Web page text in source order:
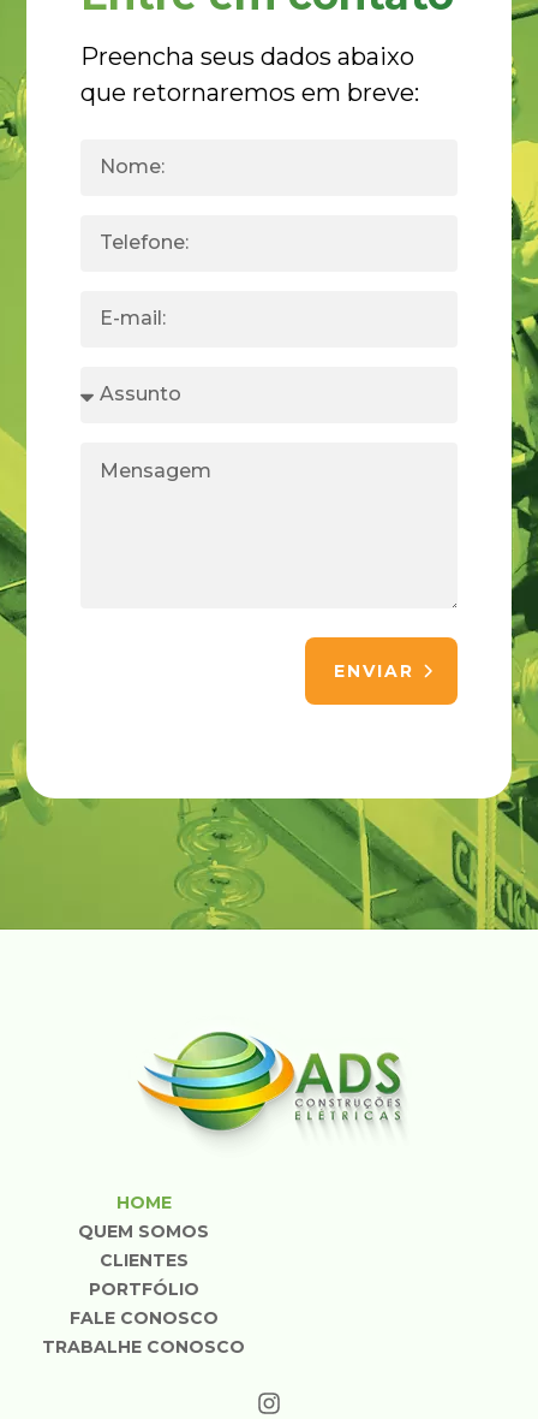
Preencha seus dados abaixo
que retornaremos em breve:
ENVIAR
HOME
QUEM SOMOS
CLIENTES
PORTFÓLIO
FALE CONOSCO
TRABALHE CONOSCO